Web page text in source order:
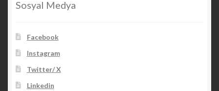
Sosyal Medya
Facebook
Instagram
Twitter/ X
Linkedin